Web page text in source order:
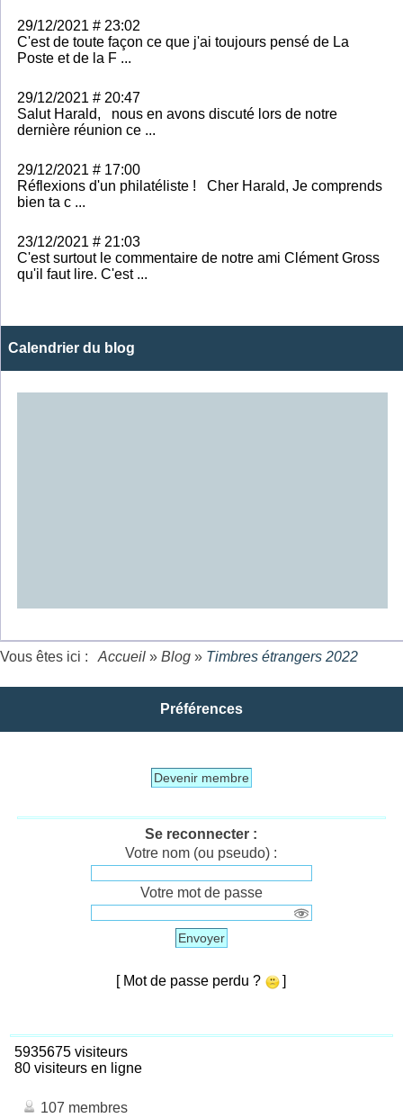
29/12/2021 # 23:02
C'est de toute façon ce que j'ai toujours pensé de La
Poste et de la F ...
29/12/2021 # 20:47
Salut Harald, nous en avons discuté lors de notre
dernière réunion ce ...
29/12/2021 # 17:00
Réflexions d'un philatéliste ! Cher Harald, Je comprends
bien ta c ...
23/12/2021 # 21:03
C'est surtout le commentaire de notre ami Clément Gross
qu'il faut lire. C'est ...
Calendrier du blog
Vous êtes ici : Accueil » Blog » Timbres étrangers 2022
Préférences
Devenir membre
Se reconnecter :
Votre nom (ou pseudo) :
Votre mot de passe
Envoyer
[ Mot de passe perdu ? ]
5935675 visiteurs
80 visiteurs en ligne
107 membres